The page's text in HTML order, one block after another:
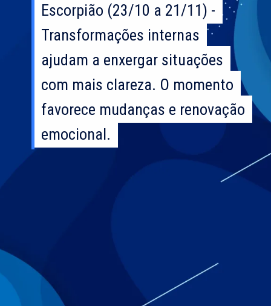
Escorpião (23/10 a 21/11) -
Transformações internas
ajudam a enxergar situações
com mais clareza. O momento
favorece mudanças e renovação
emocional.
Escorpião (23/10 a 21/11) -
Transformações internas
ajudam a enxergar situações
com mais clareza. O momento
favorece mudanças e renovação
emocional.